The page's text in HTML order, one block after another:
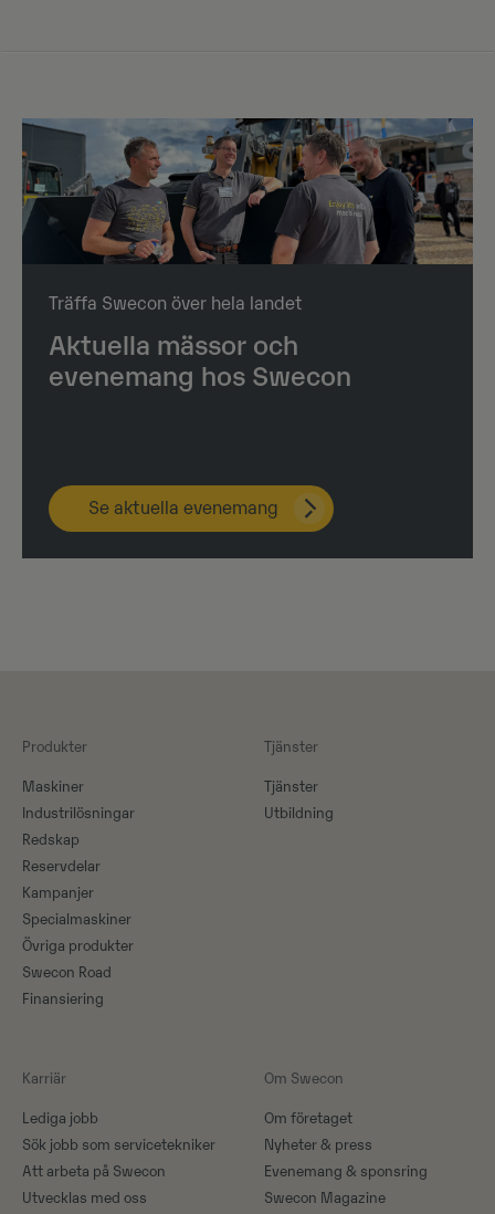
Träffa Swecon över hela landet
Aktuella mässor och
evenemang hos Swecon
Se aktuella evenemang
Produkter
Maskiner​
Industrilösningar
Redskap
Reservdelar
Kampanjer
Specialmaskiner
Övriga produkter
Swecon Road
Finansiering
Tjänster
Tjänster
Utbildning
Karriär
Lediga jobb
Sök jobb som servicetekniker
Att arbeta på Swecon
Utvecklas med oss
Om Swecon
Om företaget
Nyheter & press
Evenemang & sponsring
Swecon Magazine